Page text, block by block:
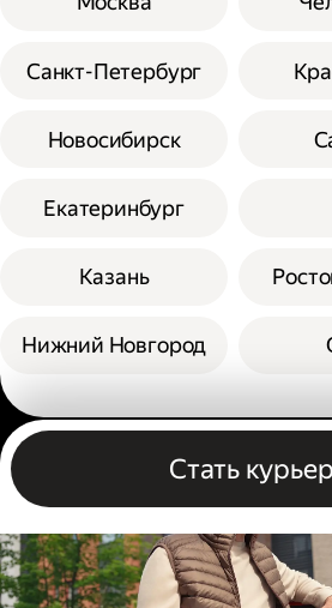
Санкт-Петербург
Новосибирск
Екатеринбург
Казань
Нижний Новгород
Стать
Другие